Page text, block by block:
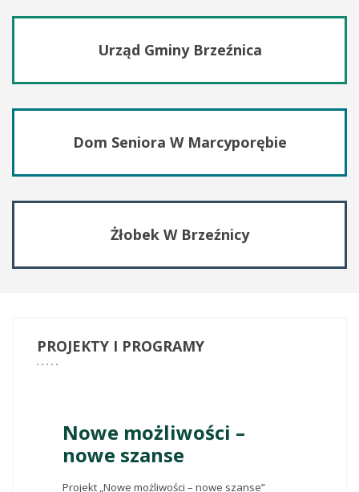
Urząd Gminy Brzeźnica
Dom Seniora W Marcyporębie
Żłobek W Brzeźnicy
PROJEKTY I PROGRAMY
Nowe możliwości –
nowe szanse
Projekt „Nowe możliwości – nowe szanse”